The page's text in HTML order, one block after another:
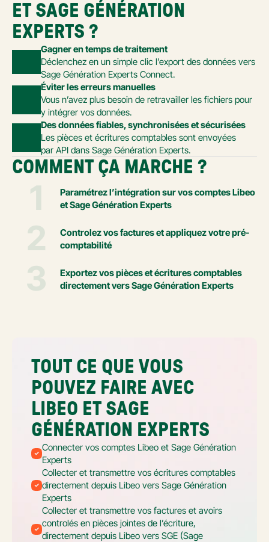
ET SAGE GÉNÉRATION
EXPERTS ?
Gagner en temps de traitement
Déclenchez en un simple clic l’export des données vers
Sage Génération Experts Connect.
Éviter les erreurs manuelles
Vous n’avez plus besoin de retravailler les fichiers pour
y intégrer vos données.
Des données fiables, synchronisées et sécurisées
Les pièces et écritures comptables sont envoyées
par API dans Sage Génération Experts.
COMMENT ÇA MARCHE ?
1
Paramétrez l’intégration sur vos comptes Libeo
et Sage Génération Experts
2
Controlez vos factures et appliquez votre pré-
comptabilité
3
Exportez vos pièces et écritures comptables
directement vers Sage Génération Experts
TOUT CE QUE VOUS
POUVEZ FAIRE AVEC
LIBEO ET SAGE
GÉNÉRATION EXPERTS
Connecter vos comptes Libeo et Sage Génération
Experts
Collecter et transmettre vos écritures comptables
directement depuis Libeo vers Sage Génération
Experts
Collecter et transmettre vos factures et avoirs
controlés en pièces jointes de l’écriture,
directement depuis Libeo vers SGE (Sage